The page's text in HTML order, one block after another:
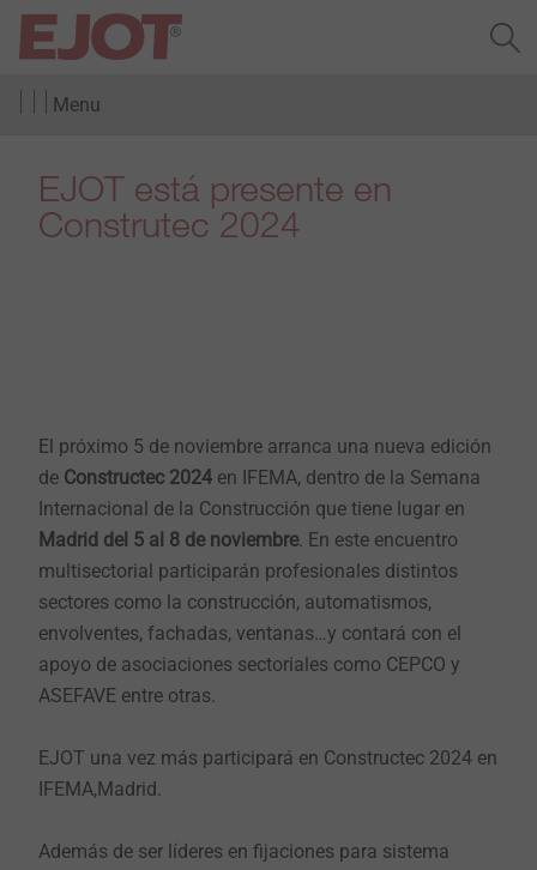
Menu
EJOT está presente en
Construtec 2024
El próximo 5 de noviembre arranca una nueva edición
de Constructec 2024 en IFEMA, dentro de la Semana
Internacional de la Construcción que tiene lugar en
Madrid del 5 al 8 de noviembre. En este encuentro
multisectorial participarán profesionales distintos
sectores como la construcción, automatismos,
envolventes, fachadas, ventanas…y contará con el
apoyo de asociaciones sectoriales como CEPCO y
ASEFAVE entre otras.
EJOT una vez más participará en Constructec 2024 en
IFEMA,Madrid.
Además de ser líderes en fijaciones para sistema